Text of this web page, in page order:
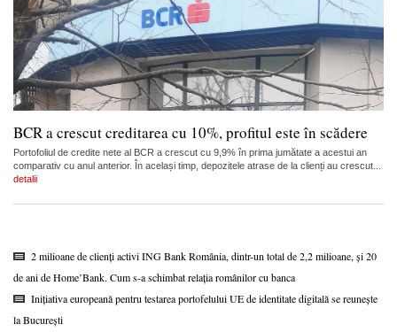
BCR a crescut creditarea cu 10%, profitul este în scădere
Portofoliul de credite nete al BCR a crescut cu 9,9% în prima jumătate a acestui an
comparativ cu anul anterior. În același timp, depozitele atrase de la clienți au crescut...
detalii
2 milioane de clienți activi ING Bank România, dintr-un total de 2,2 milioane, și 20
de ani de Home’Bank. Cum s-a schimbat relația românilor cu banca
Inițiativa europeană pentru testarea portofelului UE de identitate digitală se reunește
la București